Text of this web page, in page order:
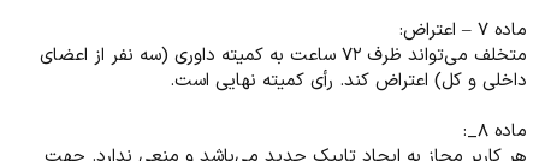
ماده ۷ – اعتراض:
متخلف می‌تواند ظرف ۷۲ ساعت به کمیته داوری (سه نفر از اعضای
داخلی و کل) اعتراض کند. رأی کمیته نهایی است.
ماده ۸_: